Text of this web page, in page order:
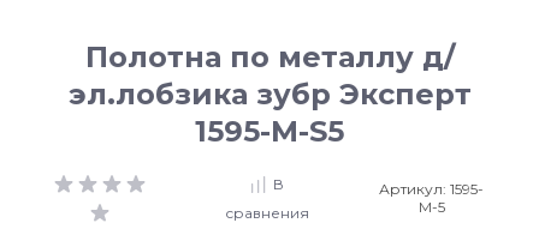
Полотна по металлу д/
эл.лобзика зубр Эксперт
1595-М-S5
В
сравнения
Артикул:1595-
М-5